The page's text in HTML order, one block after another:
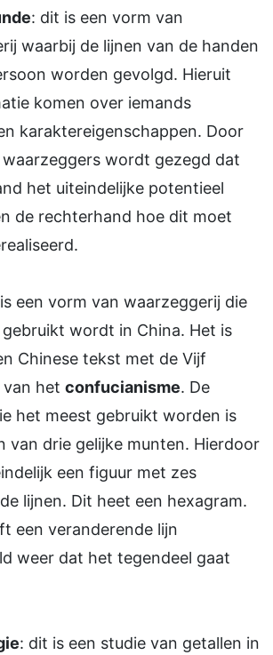
: dit is een vorm van
waarbij de lijnen van de handen
worden gevolgd. Hieruit
komen over iemands
karaktereigenschappen. Door
waarzeggers wordt gezegd dat
het uiteindelijke potentieel
de rechterhand hoe dit moet
een vorm van waarzeggerij die
gebruikt wordt in China. Het is
Chinese tekst met de Vijf
van het confucianisme. De
het meest gebruikt worden is
van drie gelijke munten. Hierdoor
een figuur met zes
lijnen. Dit heet een hexagram.
een veranderende lijn
weer dat het tegendeel gaat
: dit is een studie van getallen in